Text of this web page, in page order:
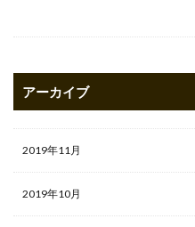
アーカイブ
2019年11月
2019年10月